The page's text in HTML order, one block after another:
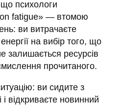
психологи
fatigue» — втомою
ви витрачаєте
на вибір того, що
залишається ресурсів
прочитаного.
ви сидите з
відкриваєте новинний